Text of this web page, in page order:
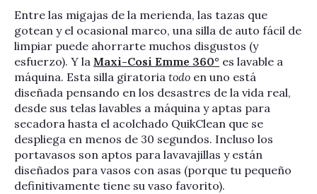
Entre las migajas de la merienda, las tazas que
gotean y el ocasional mareo, una silla de auto fácil de
limpiar puede ahorrarte muchos disgustos (y
esfuerzo). Y laMaxi-Cosi Emme 360° es lavable a
máquina. Esta silla giratoriatodo en uno está
diseñada pensando en los desastres de la vida real,
desde sus telas lavables a máquina y aptas para
secadora hasta el acolchado QuikClean que se
despliega en menos de 30 segundos. Incluso los
portavasos son aptos para lavavajillas y están
diseñados para vasos con asas (porque tu pequeño
definitivamente tiene su vaso favorito).